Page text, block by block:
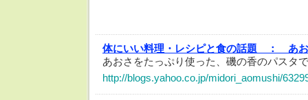
体にいい料理・レシピと食の話題 ：
あ
あおさをたっぷり使った、磯の香のパスタ
http://blogs.yahoo.co.jp/midori_aomushi/